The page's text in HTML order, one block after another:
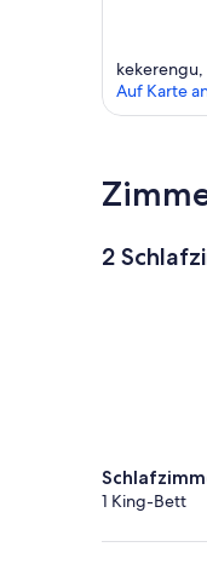
Auf Karte
2
1 King-Bett